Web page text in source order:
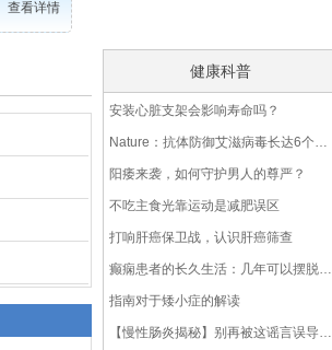
查看详情
健康科普
安装心脏支架会影响寿命吗？
Nature：抗体防御艾滋病毒长达6个月，有望接档HIV疫苗的空缺
阳痿来袭，如何守护男人的尊严？
不吃主食光靠运动是减肥误区
打响肝癌保卫战，认识肝癌筛查
癫痫患者的长久生活：几年可以摆脱药物，实现生活正常？
指南对于矮小症的解读
【慢性肠炎揭秘】别再被这谣言误导了！